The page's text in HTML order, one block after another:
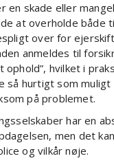
en skade eller
at overholde både
over for
anmeldes til
ophold”, hvilket i
så hurtigt som
på problemet.
har en
men det
og vilkår nøje.